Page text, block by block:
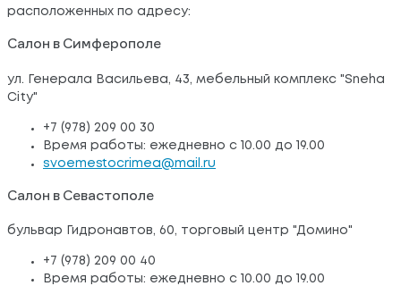
расположенных по адресу:
Салон в Симферополе
ул. Генерала Васильева, 43, мебельный комплекс "Sneha
City"
+7 (978) 209 00 30
Время работы: ежедневно с 10.00 до 19.00
svoemestocrimea@mail.ru
Салон в Севастополе
бульвар Гидронавтов, 60, торговый центр "Домино"
+7 (978) 209 00 40
Время работы: ежедневно с 10.00 до 19.00